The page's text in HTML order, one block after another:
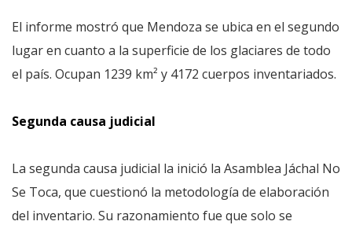
El informe mostró que Mendoza se ubica en el segundo
lugar en cuanto a la superficie de los glaciares de todo
el país. Ocupan 1239 km² y 4172 cuerpos inventariados.
Segunda causa judicial
La segunda causa judicial la inició la Asamblea Jáchal No
Se Toca, que cuestionó la metodología de elaboración
del inventario. Su razonamiento fue que solo se